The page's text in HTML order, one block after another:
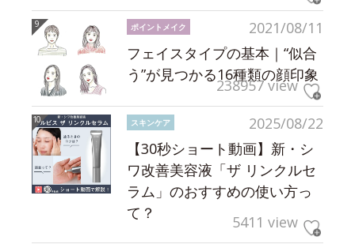
2021/08/11
ポイントメイク
フェイスタイプの基本｜“似合
う”が見つかる16種類の顔印象
238957 view
2025/08/22
スキンケア
【30秒ショート動画】新・シ
ワ改善美容液「ザ リンクルセ
ラム」のおすすめの使い方っ
て？
5411 view